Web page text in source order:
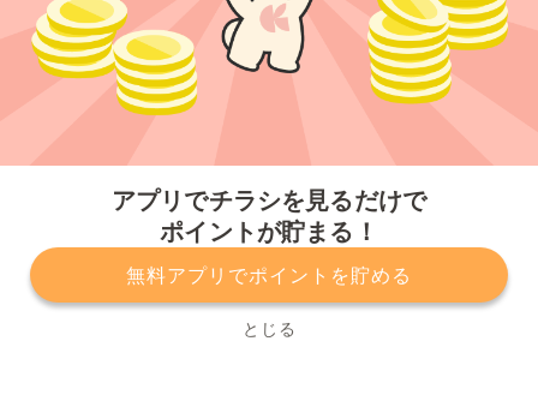
アプリでチラシを見るだけで
ポイントが貯まる！
無料アプリでポイントを貯める
とじる
プライバシーポリシー 利用規約
運営会社
サービスに関してのお問い合わせ